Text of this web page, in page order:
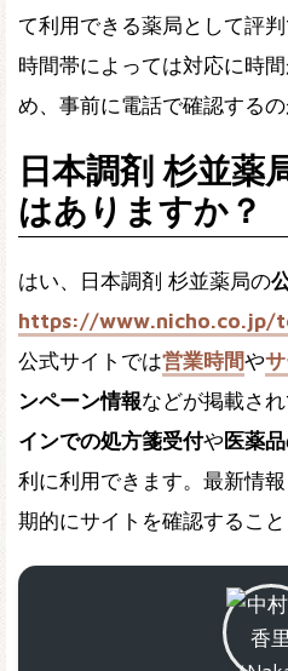
て利用できる薬局として評
時間帯によっては対応に時
め、事前に電話で確認するの
日本調剤 杉並薬
はありますか？
はい、日本調剤 杉並薬局の
https://www.nicho.co.jp/
公式サイトでは営業時間や
ンペーン情報などが掲載され
インでの処方箋受付や医薬
利に利用できます。最新情
期的にサイトを確認すること